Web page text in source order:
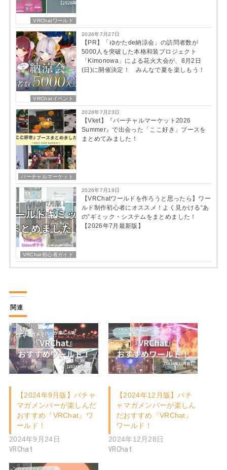
VRChatワールド
VRChatイベント
2026年7月27日
【PR】「ゆかたde納涼会」の訪問者数が
5000人を突破した本格和装プロジェクト
「Kimonowa」による花火大会が、8月2日
(日)に開催決定！ みんなで夏を楽しもう！
バーチャルマーケット
2026年7月23日
【Vket】『バーチャルマーケット2026
Summer』で出会った「ここ好き」ブースを
まとめてみました！
VRChat初心者ガイド
2026年7月19日
【VRChatワールドを作ろうと思ったら】ワー
ルド制作初心者にオススメ！よく見かける“あ
の”ギミック・システムをまとめました！
【2026年7月最新版】
関連
【2024年9月版】バチャ
マガメンバーが楽しんだ
おすすめ『VRChat』ワ
ールド！
2024年9月24日
VRChat
【2024年12月版】バチ
ャマガメンバーが楽しん
だおすすめ『VRChat』
ワールド！
2024年12月28日
VRChat